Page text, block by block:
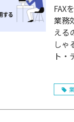
FAX
業務
える
しゃ
ト・
変
く